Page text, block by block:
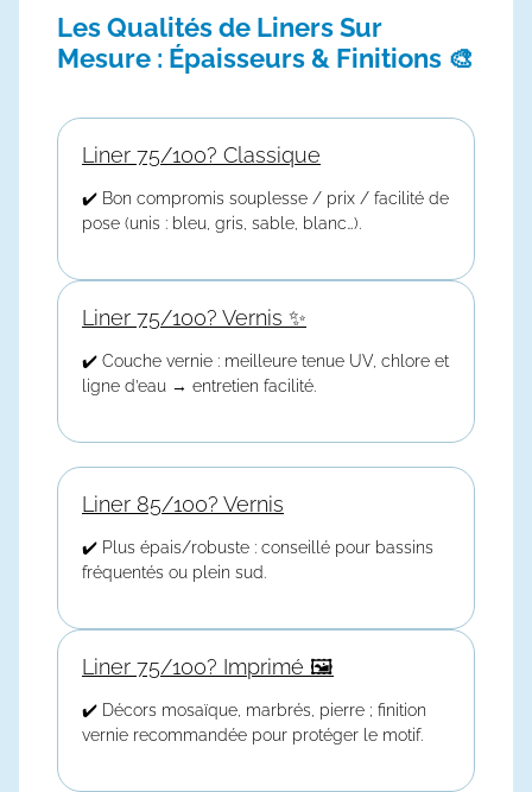
Les Qualités de Liners Sur
Mesure : Épaisseurs & Finitions 🎨
Liner 75/100? Classique
✔️ Bon compromis souplesse / prix / facilité de
pose (unis : bleu, gris, sable, blanc…).
Liner 75/100? Vernis ✨
✔️ Couche vernie : meilleure tenue UV, chlore et
ligne d’eau → entretien facilité.
Liner 85/100? Vernis
✔️ Plus épais/robuste : conseillé pour bassins
fréquentés ou plein sud.
Liner 75/100? Imprimé 🖼️
✔️ Décors mosaïque, marbrés, pierre ; finition
vernie recommandée pour protéger le motif.